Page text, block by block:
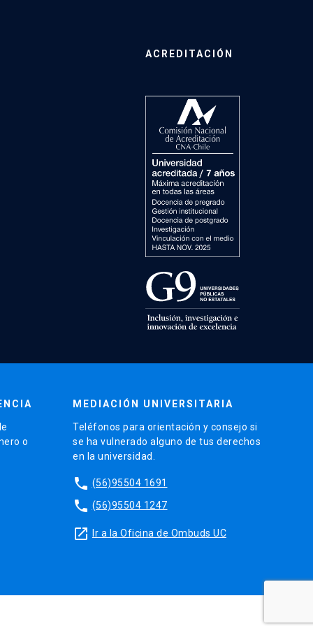
ACREDITACIÓN
o
MEDIACIÓN UNIVERSITARIA
Teléfonos para orientación y consejo si
se ha vulnerado alguno de tus derechos
en la universidad.
phone (56)95504 1691
phone (56)95504 1247
launch Ir a la Oficina de Ombuds UC